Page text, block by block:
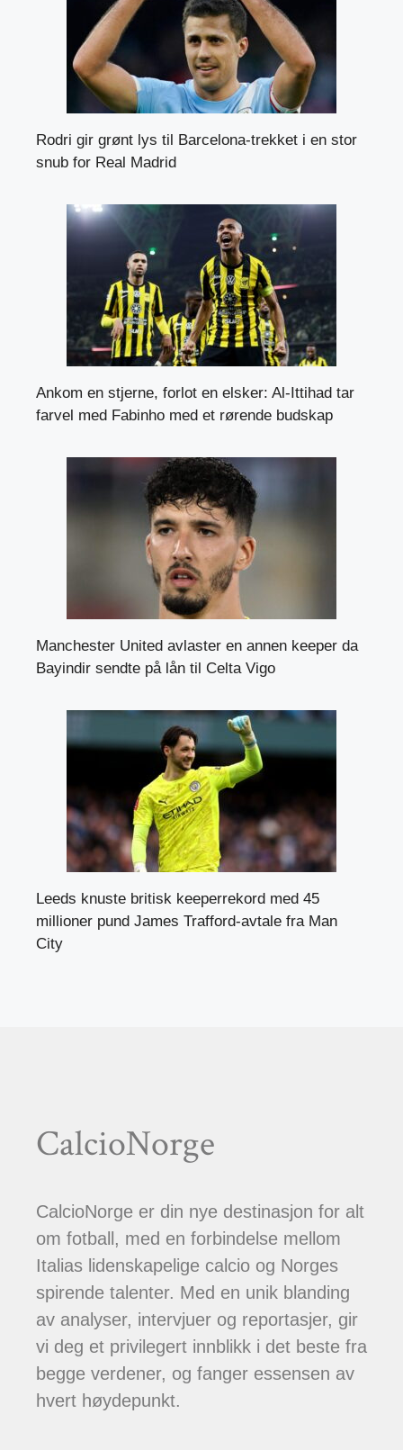
Rodri gir grønt lys til Barcelona-trekket i en stor
snub for Real Madrid
Ankom en stjerne, forlot en elsker: Al-Ittihad tar
farvel med Fabinho med et rørende budskap
Manchester United avlaster en annen keeper da
Bayindir sendte på lån til Celta Vigo
Leeds knuste britisk keeperrekord med 45
millioner pund James Trafford-avtale fra Man
City
CalcioNorge
CalcioNorge er din nye destinasjon for alt
om fotball, med en forbindelse mellom
Italias lidenskapelige calcio og Norges
spirende talenter. Med en unik blanding
av analyser, intervjuer og reportasjer, gir
vi deg et privilegert innblikk i det beste fra
begge verdener, og fanger essensen av
hvert høydepunkt.